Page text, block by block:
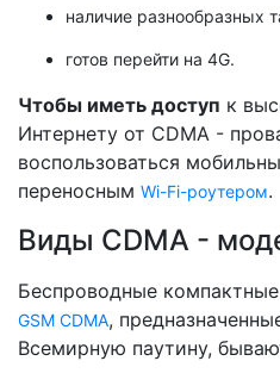
наличие разнообразных
готов перейти на 4G.
Чтобы иметь доступ к
Интернету от CDMA -
воспользоваться
переносным Wi-Fi-роутером.
Виды CDMA -
Беспроводные
GSM CDMA,
Всемирную паутину,